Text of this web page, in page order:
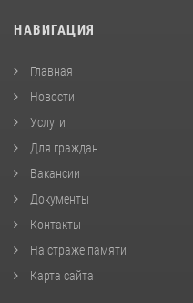
НАВИГАЦИЯ
Главная
Новости
Услуги
Для граждан
Вакансии
Документы
Контакты
На страже памяти
Карта сайта